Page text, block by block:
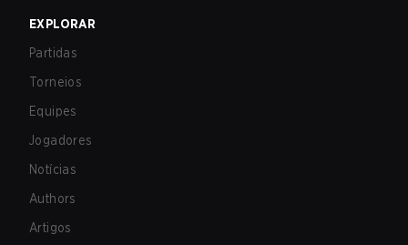
EXPLORAR
Partidas
Torneios
Equipes
Jogadores
Notícias
Authors
Artigos